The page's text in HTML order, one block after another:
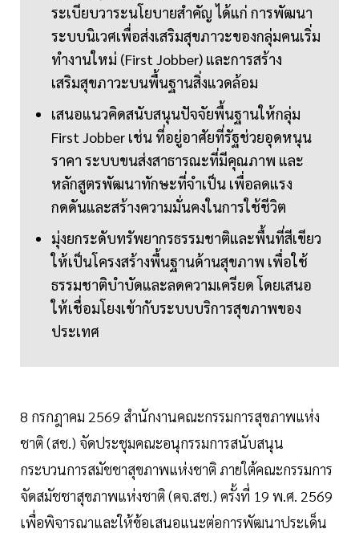
ระเบียบวาระนโยบายสำคัญ ได้แก่ การพัฒนา
ระบบนิเวศเพื่อส่งเสริมสุขภาวะของกลุ่มคนเริ่ม
ทำงานใหม่ (First Jobber) และการสร้าง
เสริมสุขภาวะบนพื้นฐานสิ่งแวดล้อม
เสนอแนวคิดสนับสนุนปัจจัยพื้นฐานให้กลุ่ม
First Jobber เช่น ที่อยู่อาศัยที่รัฐช่วยอุดหนุน
ราคา ระบบขนส่งสาธารณะที่มีคุณภาพ และ
หลักสูตรพัฒนาทักษะที่จำเป็น เพื่อลดแรง
กดดันและสร้างความมั่นคงในการใช้ชีวิต
มุ่งยกระดับทรัพยากรธรรมชาติและพื้นที่สีเขียว
ให้เป็นโครงสร้างพื้นฐานด้านสุขภาพ เพื่อใช้
ธรรมชาติบำบัดและลดความเครียด โดยเสนอ
ให้เชื่อมโยงเข้ากับระบบบริการสุขภาพของ
ประเทศ
8 กรกฎาคม 2569 สำนักงานคณะกรรมการสุขภาพแห่ง
ชาติ (สช.) จัดประชุมคณะอนุกรรมการสนับสนุน
กระบวนการสมัชชาสุขภาพแห่งชาติ ภายใต้คณะกรรมการ
จัดสมัชชาสุขภาพแห่งชาติ (คจ.สช.) ครั้งที่ 19 พ.ศ. 2569
เพื่อพิจารณาและให้ข้อเสนอแนะต่อการพัฒนาประเด็น